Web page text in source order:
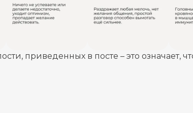
приведенных в посте – это означает,